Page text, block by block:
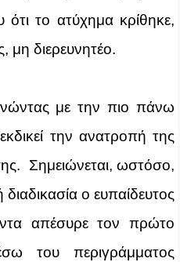
ότι το ατύχημα κρίθηκε,
μη διερευνητέο.
με την πιο πάνω
την ανατροπή της
Σημειώνεται, ωστόσο,
ο ευπαίδευτος
απέσυρε τον πρώτο
του περιγράμματος